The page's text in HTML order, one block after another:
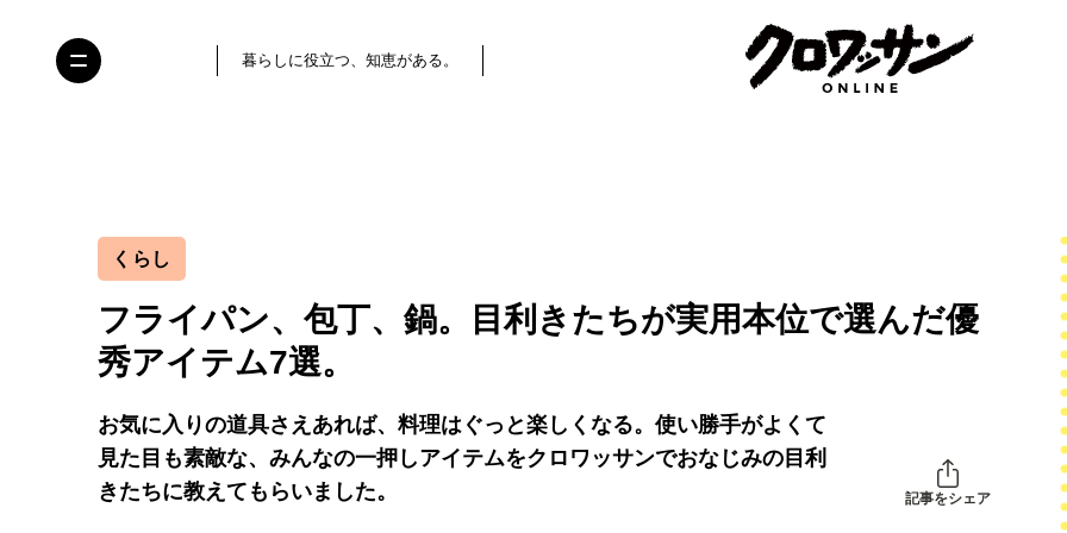
暮らしに役立つ、知恵がある。
くらし
フライパン、包丁、鍋。目利きたちが実用本位で選んだ優
秀アイテム7選。
お気に入りの道具さえあれば、料理はぐっと楽しくなる。使い勝手がよくて
見た目も素敵な、みんなの一押しアイテムをクロワッサンでおなじみの目利
きたちに教えてもらいました。
記事をシェア